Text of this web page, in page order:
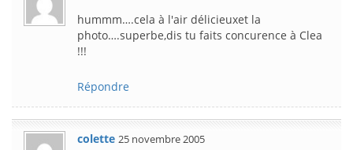
hummm….cela à l'air délicieuxet la
photo….superbe,dis tu faits concurence à Clea
!!!
Répondre
colette 25 novembre 2005